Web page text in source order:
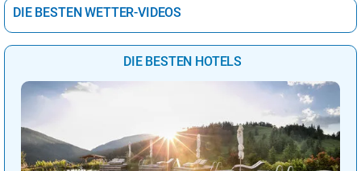
DIE BESTEN WETTER-VIDEOS
DIE BESTEN HOTELS